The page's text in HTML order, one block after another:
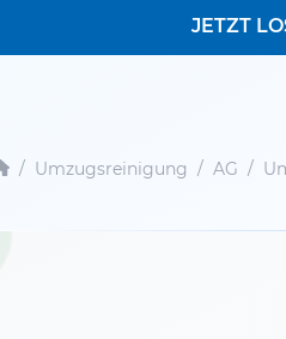
JETZT
/ Umzugsreinigung / AG /